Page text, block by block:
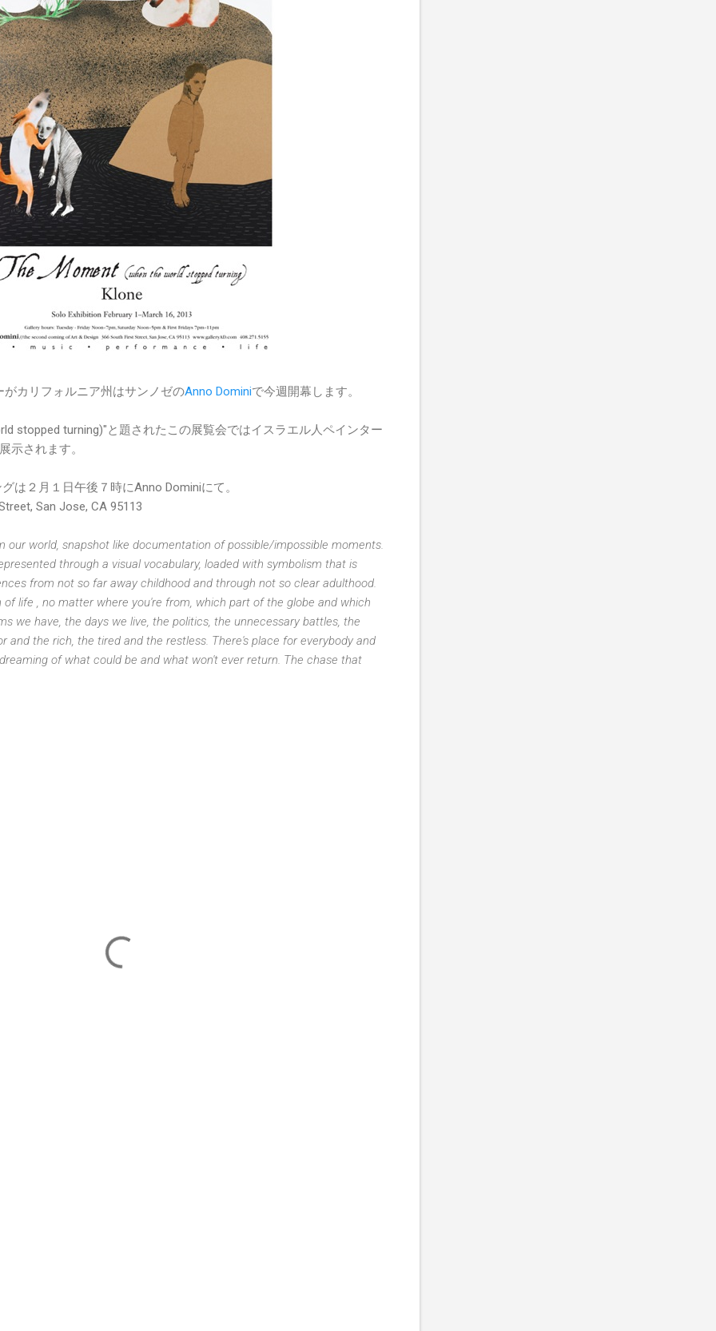
がカリフォルニア州はサンノゼのAnno Dominiで今週開幕します。
stopped turning)"と題されたこの展覧会ではイスラエル人ペインター
示されます。
は２月１日午後７時にAnno Dominiにて。
San Jose, CA 95113
our world, snapshot like documentation of possible/impossible moments.
through a visual vocabulary, loaded with symbolism that is
from not so far away childhood and through not so clear adulthood.
of life , no matter where you're from, which part of the globe and which
we have, the days we live, the politics, the unnecessary battles, the
and the rich, the tired and the restless. There's place for everybody and
of what could be and what won't ever return. The chase that